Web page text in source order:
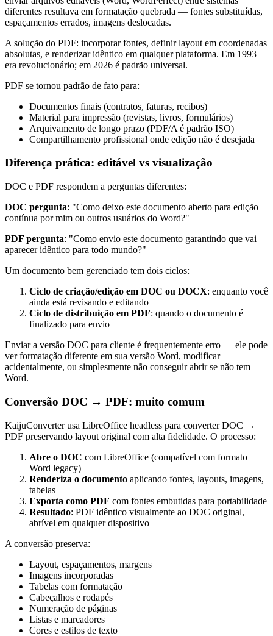
diferentes resultava em formatação quebrada — fontes substituídas,
espaçamentos errados, imagens deslocadas.
A solução do PDF: incorporar fontes, definir layout em coordenadas
absolutas, e renderizar idêntico em qualquer plataforma. Em 1993
era revolucionário; em 2026 é padrão universal.
PDF se tornou padrão de fato para:
Documentos finais (contratos, faturas, recibos)
Material para impressão (revistas, livros, formulários)
Arquivamento de longo prazo (PDF/A é padrão ISO)
Compartilhamento profissional onde edição não é desejada
Diferença prática: editável vs visualização
DOC e PDF respondem a perguntas diferentes:
DOC pergunta: "Como deixo este documento aberto para edição
contínua por mim ou outros usuários do Word?"
PDF pergunta: "Como envio este documento garantindo que vai
aparecer idêntico para todo mundo?"
Um documento bem gerenciado tem dois ciclos:
Ciclo de criação/edição em DOC ou DOCX: enquanto você
ainda está revisando e editando
Ciclo de distribuição em PDF: quando o documento é
finalizado para envio
Enviar a versão DOC para cliente é frequentemente erro — ele pode
ver formatação diferente em sua versão Word, modificar
acidentalmente, ou simplesmente não conseguir abrir se não tem
Word.
Conversão DOC → PDF: muito comum
KaijuConverter usa LibreOffice headless para converter DOC →
PDF preservando layout original com alta fidelidade. O processo:
Abre o DOC com LibreOffice (compatível com formato
Word legacy)
Renderiza o documento aplicando fontes, layouts, imagens,
tabelas
Exporta como PDF com fontes embutidas para portabilidade
Resultado: PDF idêntico visualmente ao DOC original,
abrível em qualquer dispositivo
A conversão preserva:
Layout, espaçamentos, margens
Imagens incorporadas
Tabelas com formatação
Cabeçalhos e rodapés
Numeração de páginas
Listas e marcadores
Cores e estilos de texto